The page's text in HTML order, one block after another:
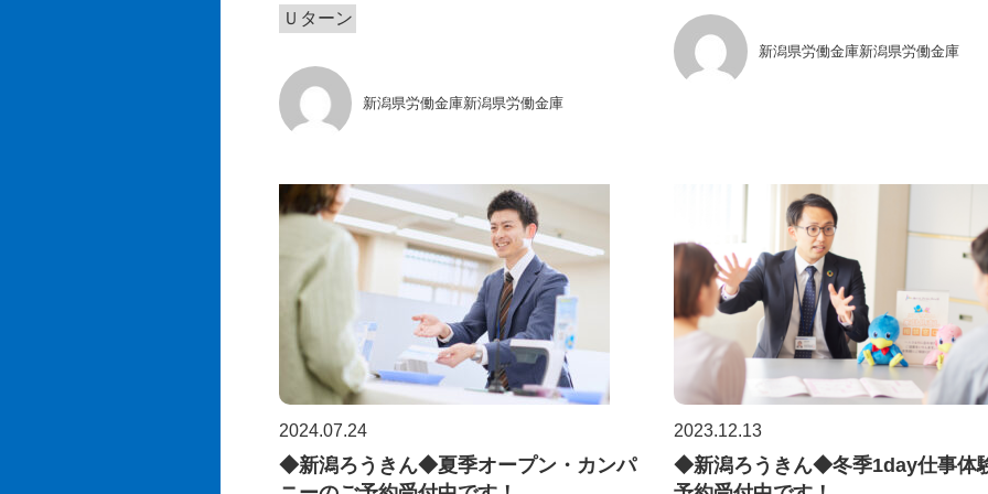
Ｕターン
新潟県労働金庫新潟県労働金庫
新潟県労働金庫新潟県労働金庫
2024.07.24
◆新潟ろうきん◆夏季オープン・カンパ
2023.12.13
◆新潟ろうきん◆冬季1day仕事体